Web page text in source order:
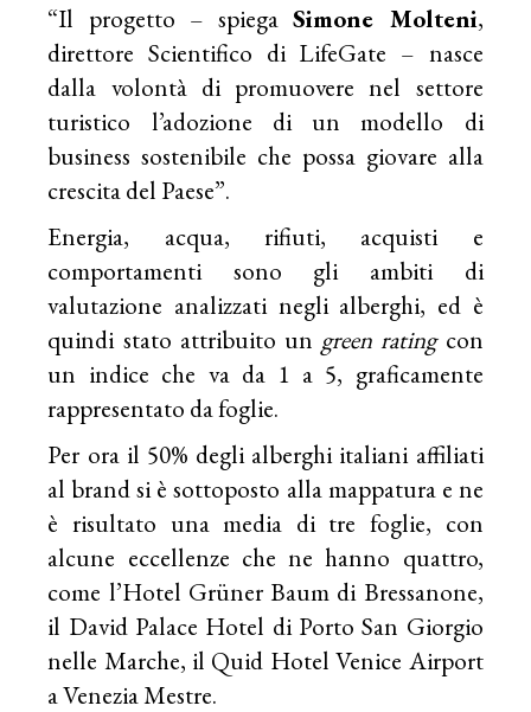
“Il progetto – spiegaSimone Molteni,
direttore Scientifico di LifeGate – nasce
dalla volontà di promuovere nel settore
turistico l’adozione di un modello di
business sostenibile che possa giovare alla
crescita del Paese”.
Energia, acqua, rifiuti, acquisti e
comportamenti sono gli ambiti di
valutazione analizzati negli alberghi, ed è
quindi stato attribuito un green ratingcon
un indice che va da 1 a 5, graficamente
rappresentato da foglie.
Per ora il 50% degli alberghi italiani affiliati
al brand si è sottoposto alla mappatura e ne
è risultato una media di tre foglie, con
alcune eccellenze che ne hanno quattro,
come l’Hotel Grüner Baum di Bressanone,
il David Palace Hotel di Porto San Giorgio
nelle Marche, il Quid Hotel Venice Airport
a Venezia Mestre.